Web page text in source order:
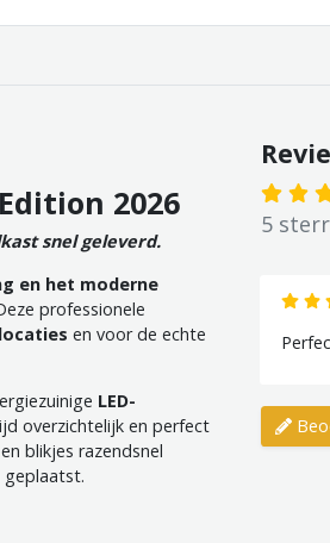
2026
snel geleverd.
en het moderne
professionele
en voor de echte
LED-
overzichtelijk en perfect
blikjes razendsnel
geplaatst.
5